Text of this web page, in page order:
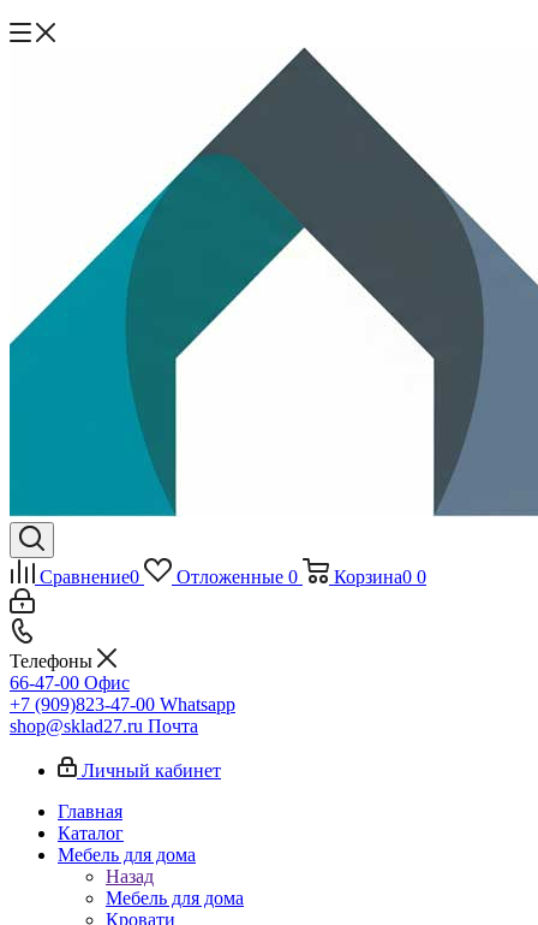
Сравнение0 Отложенные 0 Корзина0 0
Телефоны
66-47-00 Офис
+7 (909)823-47-00 Whatsapp
shop@sklad27.ru Почта
Личный кабинет
Главная
Каталог
Мебель для дома
Назад
Мебель для дома
Кровати